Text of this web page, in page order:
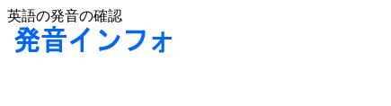
英語の発音の確認